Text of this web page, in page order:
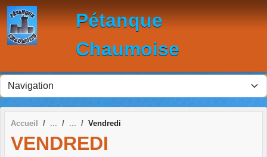
Pétanque
Chaumoise
Accueil Vendredi
VENDREDI
Panneau de gestion des cookies